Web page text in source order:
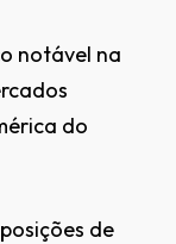
notável na
do
de